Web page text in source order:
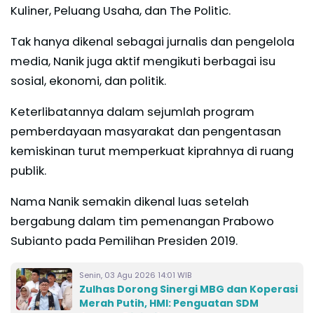
Kuliner, Peluang Usaha, dan The Politic.
Tak hanya dikenal sebagai jurnalis dan pengelola
media, Nanik juga aktif mengikuti berbagai isu
sosial, ekonomi, dan politik.
Keterlibatannya dalam sejumlah program
pemberdayaan masyarakat dan pengentasan
kemiskinan turut memperkuat kiprahnya di ruang
publik.
Nama Nanik semakin dikenal luas setelah
bergabung dalam tim pemenangan Prabowo
Subianto pada Pemilihan Presiden 2019.
Senin, 03 Agu 2026 14:01 WIB
Zulhas Dorong Sinergi MBG dan Koperasi
Merah Putih, HMI: Penguatan SDM